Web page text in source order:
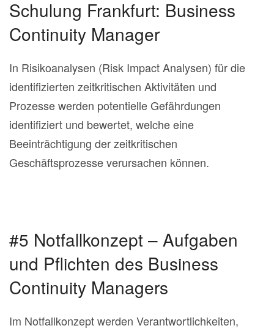
Schulung Frankfurt: Business
Continuity Manager
In Risikoanalysen (Risk Impact Analysen) für die
identifizierten zeitkritischen Aktivitäten und
Prozesse werden potentielle Gefährdungen
identifiziert und bewertet, welche eine
Beeinträchtigung der zeitkritischen
Geschäftsprozesse verursachen können.
#5 Notfallkonzept – Aufgaben
und Pflichten des Business
Continuity Managers
Im Notfallkonzept werden Verantwortlichkeiten,